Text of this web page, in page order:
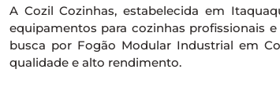
A Cozil Cozinhas, estabelecida em
equipamentos para cozinhas profissionais
busca por Fogão Modular Industrial em
qualidade e alto rendimento.